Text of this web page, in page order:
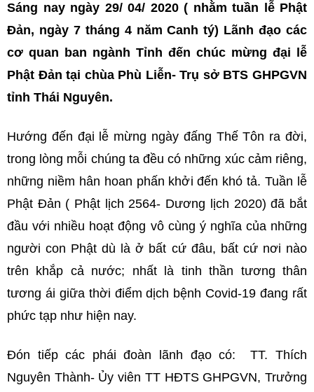
Sáng nay ngày 29/ 04/ 2020 ( nhằm tuần lễ Phật
Đản, ngày 7 tháng 4 năm Canh tý) Lãnh đạo các
cơ quan ban ngành Tỉnh đến chúc mừng đại lễ
Phật Đản tại chùa Phù Liễn- Trụ sở BTS GHPGVN
tỉnh Thái Nguyên.
Hướng đến đại lễ mừng ngày đấng Thế Tôn ra đời,
trong lòng mỗi chúng ta đều có những xúc cảm riêng,
những niềm hân hoan phấn khởi đến khó tả. Tuần lễ
Phật Đản ( Phật lịch 2564- Dương lịch 2020) đã bắt
đầu với nhiều hoạt động vô cùng ý nghĩa của những
người con Phật dù là ở bất cứ đâu, bất cứ nơi nào
trên khắp cả nước; nhất là tinh thần tương thân
tương ái giữa thời điểm dịch bệnh Covid-19 đang rất
phức tạp như hiện nay.
Đón tiếp các phái đoàn lãnh đạo có: TT. Thích
Nguyên Thành- Ủy viên TT HĐTS GHPGVN, Trưởng